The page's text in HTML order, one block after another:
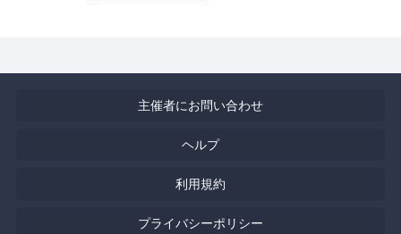
主催者にお問い合わせ
ヘルプ
利用規約
プライバシーポリシー